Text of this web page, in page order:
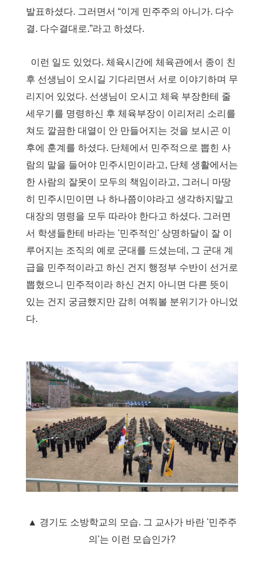
발표하셨다. 그러면서 “이게 민주주의 아니가. 다수
결. 다수결대로.”라고 하셨다.
이런 일도 있었다. 체육시간에 체육관에서 종이 친
후 선생님이 오시길 기다리면서 서로 이야기하며 무
리지어 있었다. 선생님이 오시고 체육 부장한테 줄
세우기를 명령하신 후 체육부장이 이리저리 소리를
쳐도 깔끔한 대열이 안 만들어지는 것을 보시곤 이
후에 훈계를 하셨다. 단체에서 민주적으로 뽑힌 사
람의 말을 들어야 민주시민이라고, 단체 생활에서는
한 사람의 잘못이 모두의 책임이라고, 그러니 마땅
히 민주시민이면 나 하나쯤이야라고 생각하지말고
대장의 명령을 모두 따라야 한다고 하셨다. 그러면
서 학생들한테 바라는 '민주적인' 상명하달이 잘 이
루어지는 조직의 예로 군대를 드셨는데 , 그 군대 계
급을 민주적이라고 하신 건지 행정부 수반이 선거로
뽑혔으니 민주적이라 하신 건지 아니면 다른 뜻이
있는 건지 궁금했지만 감히 여쭤볼 분위기가 아니었
다.
▲ 경기도 소방학교의 모습. 그 교사가 바란 '민주주
의'는 이런 모습인가?